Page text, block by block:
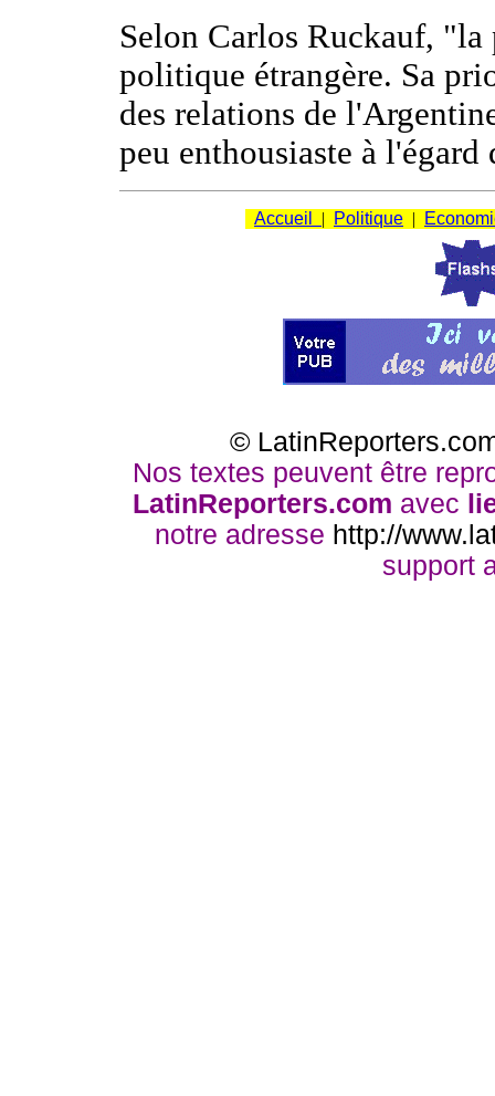
Selon Carlos Ruckauf,
politique étrangère. Sa
des relations de
peu enthousiaste à
Accueil | Politique |
©
Nos textes peuvent être
LatinReporters.com avec
notre adresse http://
support